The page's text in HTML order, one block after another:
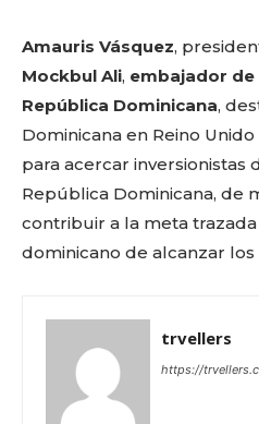
Amauris Vásquez,
Mockbul Ali, embajador de
República Dominicana,
Dominicana en Reino
para acercar inversionistas
República Dominicana, de
contribuir a la meta
dominicano de alcanzar
trvellers
https://